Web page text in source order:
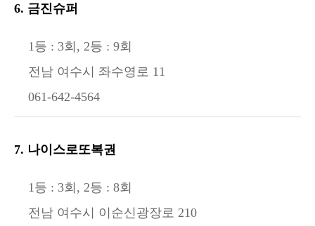
6. 금진슈퍼
1등 : 3회, 2등 : 9회
전남 여수시 좌수영로 11
061-642-4564
7. 나이스로또복권
1등 : 3회, 2등 : 8회
전남 여수시 이순신광장로 210